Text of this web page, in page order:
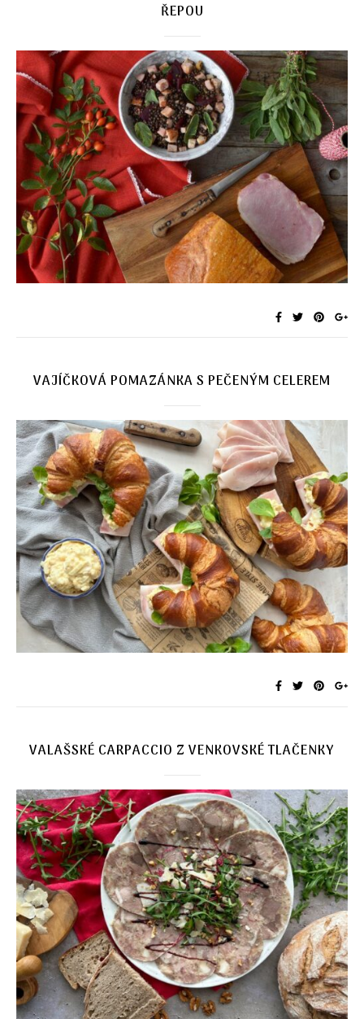
ŘEPOU
VAJÍČKOVÁ POMAZÁNKA S PEČENÝM CELEREM
VALAŠSKÉ CARPACCIO Z VENKOVSKÉ TLAČENKY